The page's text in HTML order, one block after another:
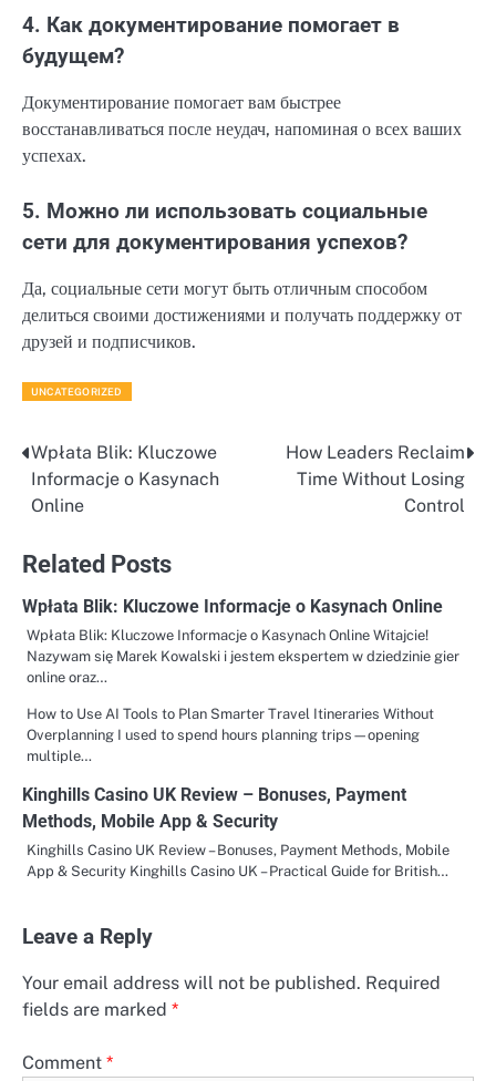
4. Как документирование помогает в
будущем?
Документирование помогает вам быстрее
восстанавливаться после неудач, напоминая о всех ваших
успехах.
5. Можно ли использовать социальные
сети для документирования успехов?
Да, социальные сети могут быть отличным способом
делиться своими достижениями и получать поддержку от
друзей и подписчиков.
UNCATEGORIZED
Post
navigation
Wpłata Blik: Kluczowe
Informacje o Kasynach
Online
How Leaders Reclaim
Time Without Losing
Control
Related Posts
Wpłata Blik: Kluczowe Informacje o Kasynach Online
Wpłata Blik: Kluczowe Informacje o Kasynach Online Witajcie!
Nazywam się Marek Kowalski i jestem ekspertem w dziedzinie gier
online oraz…
How to Use AI Tools to Plan Smarter Travel Itineraries Without
Overplanning I used to spend hours planning trips—opening
multiple…
Kinghills Casino UK Review – Bonuses, Payment
Methods, Mobile App & Security
Kinghills Casino UK Review – Bonuses, Payment Methods, Mobile
App & Security Kinghills Casino UK – Practical Guide for British…
Leave a Reply
Your email address will not be published. Required
fields are marked *
Comment *